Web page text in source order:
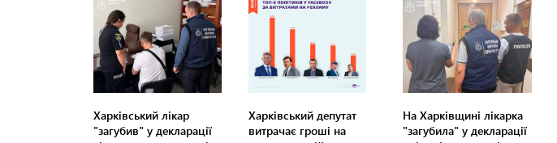
Харківський лікар
"загубив" у декларації
Харківський депутат
витрачає гроші на
На Харківщині лікарка
"загубила" у декларації